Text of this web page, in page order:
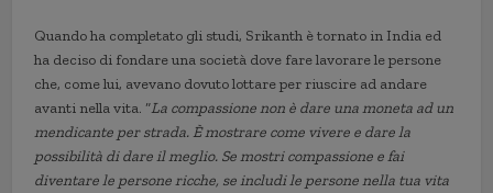
Quando ha completato gli studi, Srikanth è tornato in India ed
ha deciso di fondare una società dove fare lavorare le persone
che, come lui, avevano dovuto lottare per riuscire ad andare
avanti nella vita. “La compassione non è dare una moneta ad un
mendicante per strada. È mostrare come vivere e dare la
possibilità di dare il meglio. Se mostri compassione e fai
diventare le persone ricche, se includi le persone nella tua vita